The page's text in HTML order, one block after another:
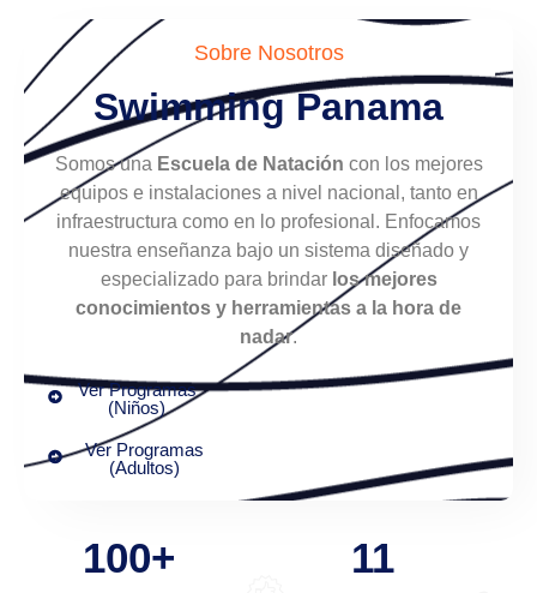
Sobre Nosotros
Swimming Panama
Somos una Escuela de Natación con los mejores
equipos e instalaciones a nivel nacional, tanto en
infraestructura como en lo profesional. Enfocamos
nuestra enseñanza bajo un sistema diseñado y
especializado para brindar los mejores
conocimientos y herramientas a la hora de
nadar.
Ver Programas
(Niños)
Ver Programas
(Adultos)
100+ 11